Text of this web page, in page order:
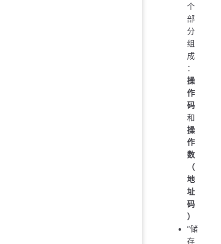
个
部
分
组
成
：
操
作
码
和
操
作
数
（
地
址
码
）
“储
存